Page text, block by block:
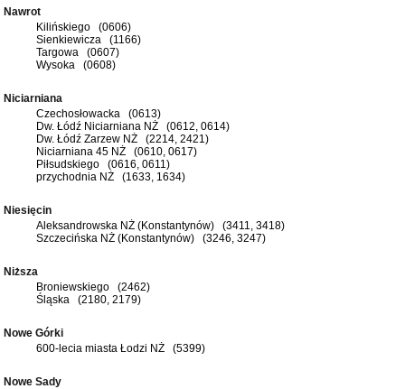
Nawrot
Kilińskiego (0606)
Sienkiewicza (1166)
Targowa (0607)
Wysoka (0608)
Niciarniana
Czechosłowacka (0613)
Dw. Łódź Niciarniana NŻ (0612, 0614)
Dw. Łódź Zarzew NŻ (2214, 2421)
Niciarniana 45 NŻ (0610, 0617)
Piłsudskiego (0616, 0611)
przychodnia NŻ (1633, 1634)
Niesięcin
Aleksandrowska NŻ (Konstantynów) (3411, 3418)
Szczecińska NŻ (Konstantynów) (3246, 3247)
Niższa
Broniewskiego (2462)
Śląska (2180, 2179)
Nowe Górki
600-lecia miasta Łodzi NŻ (5399)
Nowe Sady